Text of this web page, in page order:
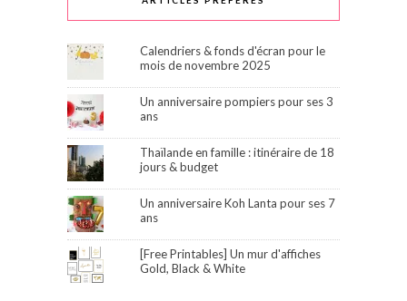
Calendriers & fonds d'écran pour le
mois de novembre 2025
Un anniversaire pompiers pour ses 3
ans
Thaïlande en famille : itinéraire de 18
jours & budget
Un anniversaire Koh Lanta pour ses 7
ans
[Free Printables] Un mur d'affiches
Gold, Black & White